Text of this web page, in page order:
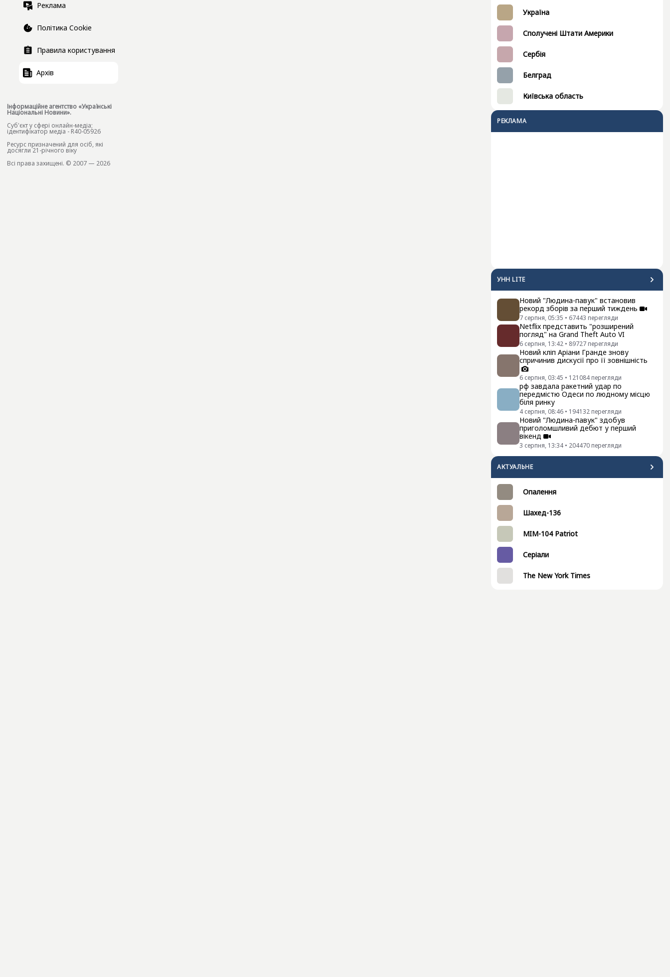
Реклама
Політика Cookie
Правила користування
Архів
Інформаційне агентство «Українські
Національні Новини».
Cуб'єкт у сфері онлайн-медіа;
ідентифікатор медіа - R40-05926
Ресурс призначений для осіб, які
досягли 21-річного віку
Всі права захищені. © 2007 — 2026
Україна
Сполучені Штати Америки
Сербія
Белград
Київська область
РЕКЛАМА
УНН LITE
Новий "Людина-павук" встановив
рекорд зборів за перший тиждень
7 серпня, 05:35 • 67443 перегляди
Netflix представить "розширений
погляд" на Grand Theft Auto VI
6 серпня, 13:42 • 89727 перегляди
Новий кліп Аріани Гранде знову
спричинив дискусії про її зовнішність
6 серпня, 03:45 • 121084 перегляди
рф завдала ракетний удар по
передмістю Одеси по людному місцю
біля ринку
4 серпня, 08:46 • 194132 перегляди
Новий "Людина-павук" здобув
приголомшливий дебют у перший
вікенд
3 серпня, 13:34 • 204470 перегляди
АКТУАЛЬНЕ
Опалення
Шахед-136
MIM-104 Patriot
Серіали
The New York Times